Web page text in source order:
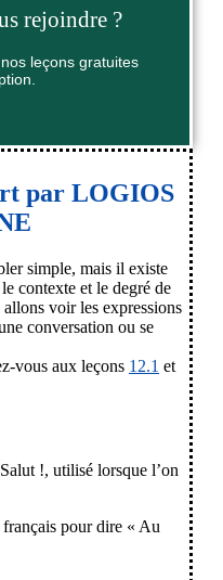
rejoindre ?
leçons gratuites
par LOGIOS
simple, mais il existe
contexte et le degré de
voir les expressions
conversation ou se
vous aux leçons 12.1 et
Salut !, utilisé lorsque l’on
pour dire « Au